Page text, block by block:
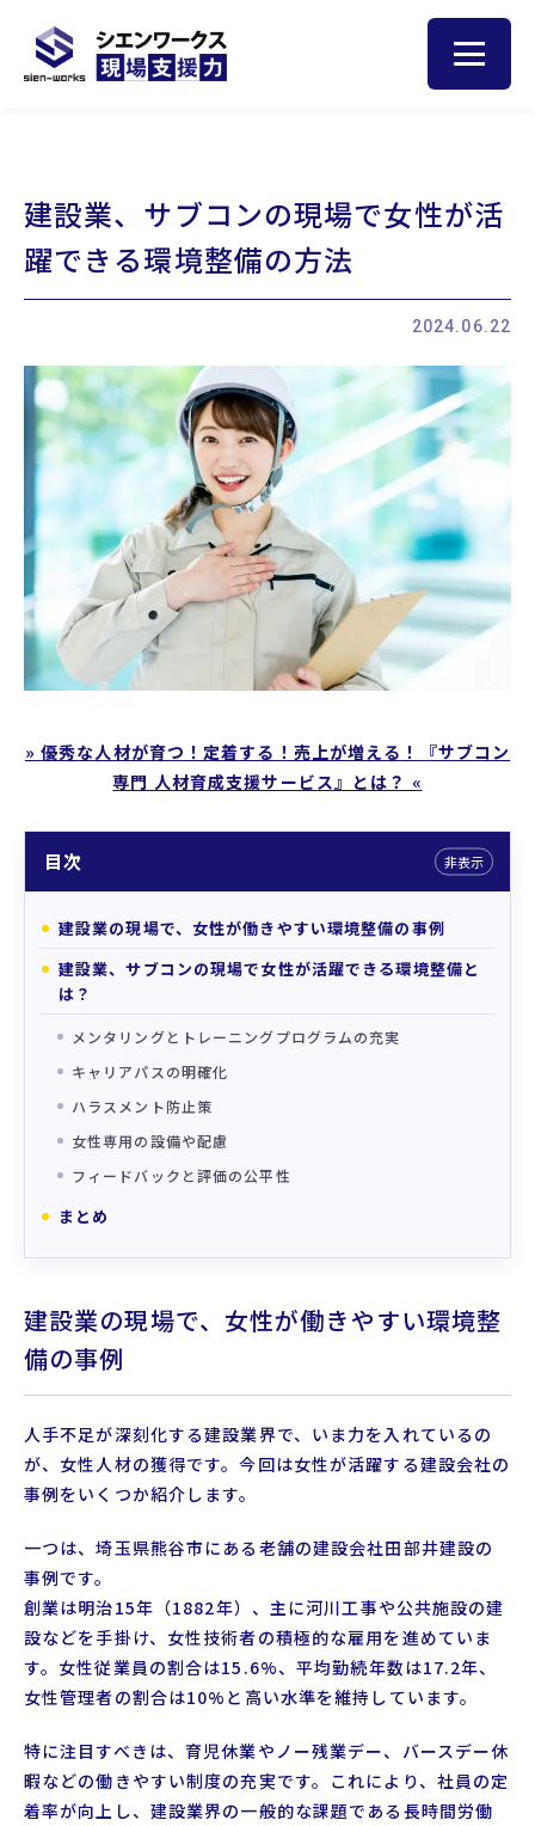
人材育成のヒント
サービス
現場巡視
集合研修
お客様の声
プロフィール
支援実績
お役立ちコラム
建設業、サブコンの現場で女性が活
躍できる環境整備の方法
2024.06.22
» 優秀な人材が育つ！定着する！売上が増える！『サブコン
専門 人材育成支援サービス』とは？ «
目次 非表示
建設業の現場で、女性が働きやすい環境整備の事例
建設業、サブコンの現場で女性が活躍できる環境整備と
は？
メンタリングとトレーニングプログラムの充実
キャリアパスの明確化
ハラスメント防止策
女性専用の設備や配慮
フィードバックと評価の公平性
まとめ
建設業の現場で、女性が働きやすい環境整
備の事例
人手不足が深刻化する建設業界で、いま力を入れているの
が、女性人材の獲得です。今回は女性が活躍する建設会社の
事例をいくつか紹介します。
一つは、埼玉県熊谷市にある老舗の建設会社田部井建設の
事例です。
創業は明治15年（1882年）、主に河川工事や公共施設の建
設などを手掛け、女性技術者の積極的な雇用を進めていま
す。女性従業員の割合は15.6%、平均勤続年数は17.2年、
女性管理者の割合は10%と高い水準を維持しています。
特に注目すべきは、育児休業やノー残業デー、バースデー休
暇などの働きやすい制度の充実です。これにより、社員の定
着率が向上し、建設業界の一般的な課題である長時間労働